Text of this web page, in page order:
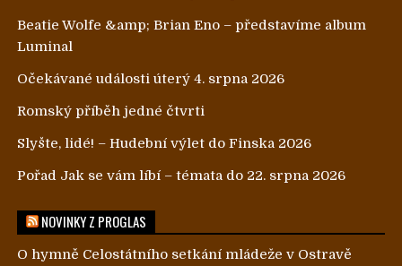
Beatie Wolfe &amp; Brian Eno – představíme album
Luminal
Očekávané události úterý 4. srpna 2026
Romský příběh jedné čtvrti
Slyšte, lidé! – Hudební výlet do Finska 2026
Pořad Jak se vám líbí – témata do 22. srpna 2026
NOVINKY Z PROGLAS
O hymně Celostátního setkání mládeže v Ostravě